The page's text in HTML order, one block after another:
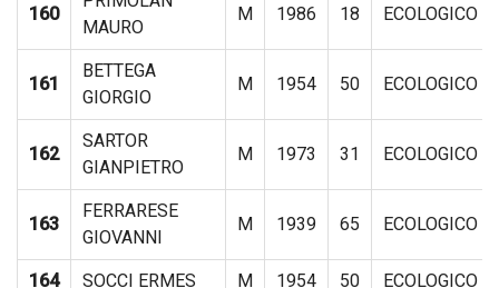
160
MAURO
M 1986 18 ECOLOGICO
161
BETTEGA
GIORGIO
M 1954 50 ECOLOGICO
162
SARTOR
GIANPIETRO
M 1973 31 ECOLOGICO
163
FERRARESE
GIOVANNI
M 1939 65 ECOLOGICO
164 SOCCI ERMES M 1954 50 ECOLOGICO